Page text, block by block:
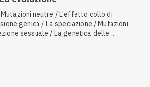
Mutazioni neutre / L'effetto collo di
genica / La speciazione / Mutazioni
sessuale / La genetica delle